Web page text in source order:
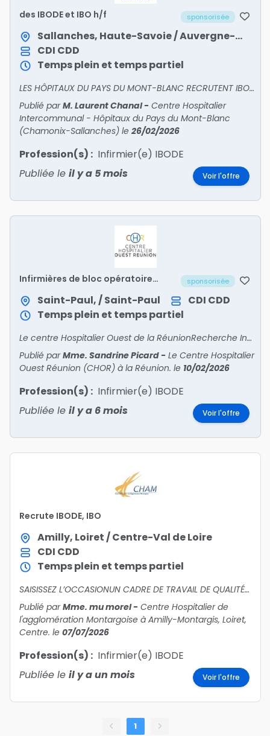
des IBODE et IBO h/f sponsorisée
Sallanches, Haute-Savoie / Auvergne-Rhône-Alpes
CDI CDD
Temps plein et temps partiel
LES HÔPITAUX DU PAYS DU MONT-BLANC RECRUTENT IBODE, INFIRMIER(E) DE BLOC OPÉRATOIREUn hôpital dynamique au pied du Mont-Blanc, entre lacs et montagnes, à 20 minutes de Chamonix et des stations de
Publié parM. Laurent Chanal- Centre Hospitalier
Intercommunal - Hôpitaux du Pays du Mont-Blanc
(Chamonix-Sallanches) le 26/02/2026
Profession(s) : Infirmier(e) IBODE
Publiée le il y a 5 mois Voir l'offre
Infirmières de bloc opératoire
sponsorisée
Saint-Paul, / Saint-Paul CDI CDD
Temps plein et temps partiel
Le centre Hospitalier Ouest de la RéunionRecherche Infirmier·e·s de Bloc Opératoire Diplomé·e·s d’Etat (IBODE)Mutation ou proposition de contrat avec reprise d’ancienneté, majoration
Publié parMme. Sandrine Picard- Le Centre Hospitalier
Ouest Réunion (CHOR) à la Réunion. le 10/02/2026
Profession(s) : Infirmier(e) IBODE
Publiée le il y a 6 mois Voir l'offre
Recrute IBODE, IBO
Amilly, Loiret / Centre-Val de Loire
CDI CDD
Temps plein et temps partiel
SAISISSEZ L’OCCASIONUN CADRE DE TRAVAIL DE QUALITÉhttps://ch-montargis.mstaff.co/offer/97911Planning attractifJournées : 8h00 - 18h30Permanence des Soins : 1 IBODE + 1 IBOH24 7/7 (8h00 - 8h00)MUTA
Publié parMme. mu morel- Centre Hospitalier de
l'agglomération Montargoise à Amilly-Montargis, Loiret,
Centre. le 07/07/2026
Profession(s) : Infirmier(e) IBODE
Publiée le il y a un mois Voir l'offre
1